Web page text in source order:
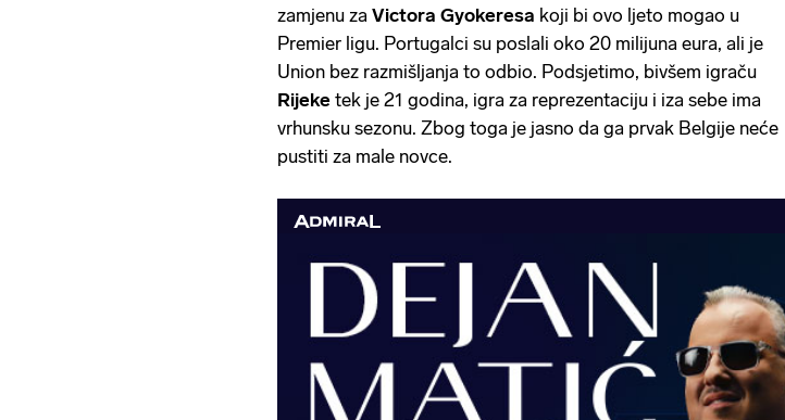
zamjenu za Victora Gyokeresa koji bi ovo ljeto mogao u
Premier ligu. Portugalci su poslali oko 20 milijuna eura, ali je
Union bez razmišljanja to odbio. Podsjetimo, bivšem igraču
Rijeke tek je 21 godina, igra za reprezentaciju i iza sebe ima
vrhunsku sezonu. Zbog toga je jasno da ga prvak Belgije neće
pustiti za male novce.